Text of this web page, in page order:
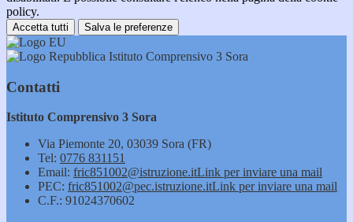
policy.
Accetta tutti Salva le preferenze
Istituto Comprensivo 3 Sora
Contatti
Istituto Comprensivo 3 Sora
Via Piemonte 20, 03039 Sora (FR)
Tel: 0776 831151
Email: fric851002@istruzione.itLink per inviare una mail
PEC: fric851002@pec.istruzione.itLink per inviare una mail
C.F.: 91024370602